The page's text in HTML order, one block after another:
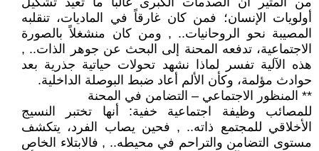
أولويات الإنسان؛ فمن كان غارقاً في الماديات، تنقلبه
المصيبة نحو الروحانيات.. , ومن كان منشغلاً بالصورة
الاجتماعية، تدفعه المحنة إلى البحث عن جوهر الذات.. ,
هذه الآلية تفسر لماذا نشهد تحولات حياتية جذرية بعد
حوادث مؤلمة، وكأن الألم أعاد ضبط البوصلة الداخلية.
** المنظور الاجتماعي – التضامن في المحنة
للمصائب وظيفة اجتماعية خفية: أنها تختبر النسيج
الأخلاقي للمجتمع ذاته.. , فحين يصاب الفرد، يتكشف
مستوى التضامن والتراحم في محيطه.. , فالابتلاء الخاص